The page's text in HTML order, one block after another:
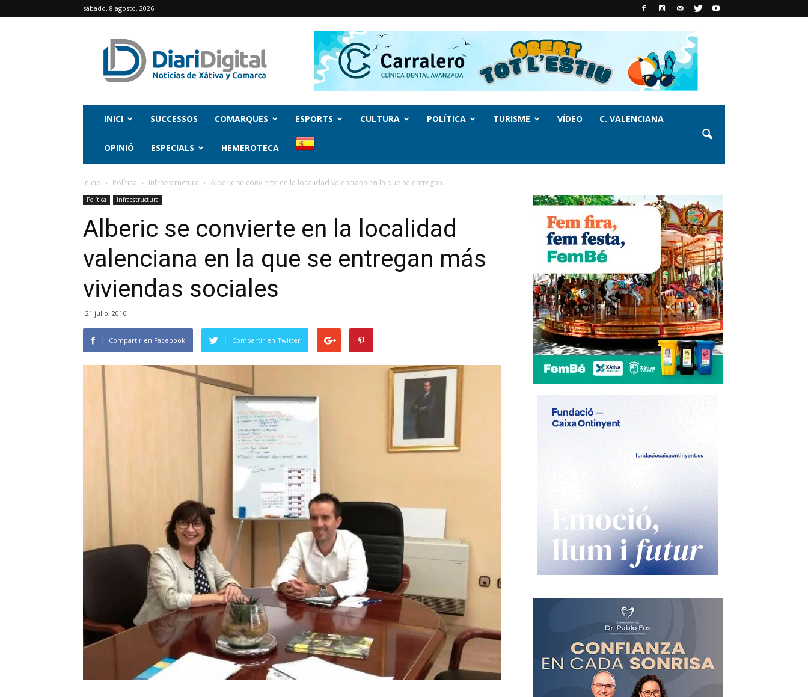
sábado, 8 agosto, 2026
INICI SUCCESSOS COMARQUES ESPORTS CULTURA POLÍTICA TURISME VÍDEO C. VALENCIANA
OPINIÓ ESPECIALS HEMEROTECA
Inicio Política Infraestructura Alberic se convierte en la localidad valenciana en la que se entregan...
Política Infraestructura
Alberic se convierte en la localidad
valenciana en la que se entregan más
viviendas sociales
21 julio, 2016
Compartir en Facebook Compartir en Twitter